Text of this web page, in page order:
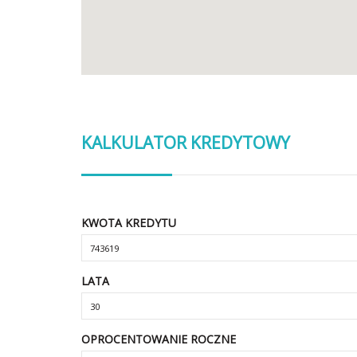
KALKULATOR KREDYTOWY
KWOTA KREDYTU
LATA
OPROCENTOWANIE ROCZNE